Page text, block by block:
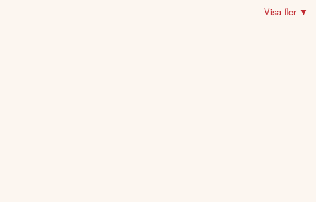
GBLB
Visa fler ▼